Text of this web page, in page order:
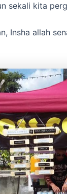
sekali kita
Insha allah